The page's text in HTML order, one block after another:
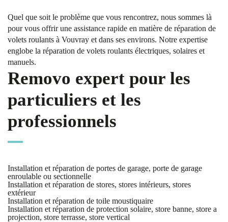
Quel que soit le problème que vous rencontrez, nous sommes là
pour vous offrir une assistance rapide en matière de réparation de
volets roulants à Vouvray et dans ses environs. Notre expertise
englobe la réparation de volets roulants électriques, solaires et
manuels.
Removo expert pour les
particuliers et les
professionnels
Installation et réparation de portes de garage, porte de garage
enroulable ou sectionnelle
Installation et réparation de stores, stores intérieurs, stores
extérieur
Installation et réparation de toile moustiquaire
Installation et réparation de protection solaire, store banne, store a
projection, store terrasse, store vertical